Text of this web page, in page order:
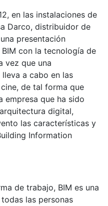
en las instalaciones de
Darco, distribuidor de
presentación
con la tecnología de
vez que una
a cabo en las
de tal forma que
empresa que ha sido
digital,
las características y
Information
de trabajo, BIM es una
las personas